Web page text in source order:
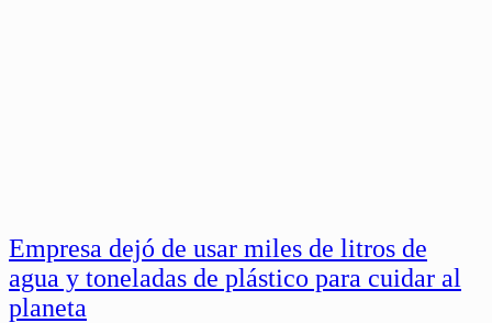
Empresa dejó de usar miles de litros de
agua y toneladas de plástico para cuidar al
planeta